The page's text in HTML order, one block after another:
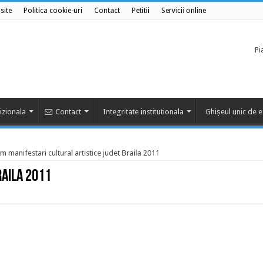
Politica cookie-uri Contact Petitii Servicii online
Contact Integritate institutionala Ghișeul unic de
manifestari cultural artistice judet Braila 2011
2011